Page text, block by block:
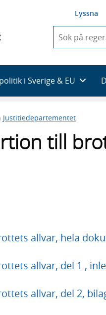
Lyssna
du
skriva
framträder
en
med
i Sverige & EU
Justitiedepartementet
till
allvar, hela
allvar, del 1 ,
allvar, del 2,